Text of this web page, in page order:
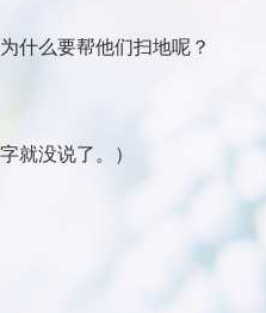
什么要帮他们扫地呢？
没说了。）